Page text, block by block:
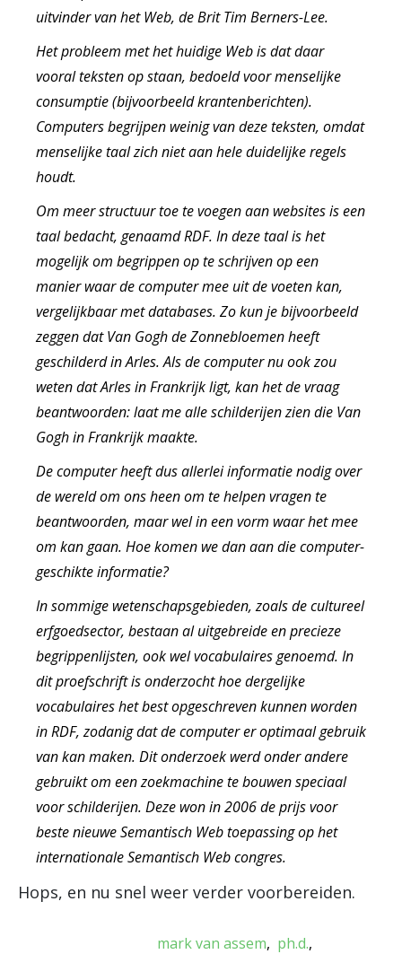
uitvinder van het Web, de Brit Tim Berners-Lee.
Het probleem met het huidige Web is dat daar
vooral teksten op staan, bedoeld voor menselijke
consumptie (bijvoorbeeld krantenberichten).
Computers begrijpen weinig van deze teksten, omdat
menselijke taal zich niet aan hele duidelijke regels
houdt.
Om meer structuur toe te voegen aan websites is een
taal bedacht, genaamd RDF. In deze taal is het
mogelijk om begrippen op te schrijven op een
manier waar de computer mee uit de voeten kan,
vergelijkbaar met databases. Zo kun je bijvoorbeeld
zeggen dat Van Gogh de Zonnebloemen heeft
geschilderd in Arles. Als de computer nu ook zou
weten dat Arles in Frankrijk ligt, kan het de vraag
beantwoorden: laat me alle schilderijen zien die Van
Gogh in Frankrijk maakte.
De computer heeft dus allerlei informatie nodig over
de wereld om ons heen om te helpen vragen te
beantwoorden, maar wel in een vorm waar het mee
om kan gaan. Hoe komen we dan aan die computer-
geschikte informatie?
In sommige wetenschapsgebieden, zoals de cultureel
erfgoedsector, bestaan al uitgebreide en precieze
begrippenlijsten, ook wel vocabulaires genoemd. In
dit proefschrift is onderzocht hoe dergelijke
vocabulaires het best opgeschreven kunnen worden
in RDF, zodanig dat de computer er optimaal gebruik
van kan maken. Dit onderzoek werd onder andere
gebruikt om een zoekmachine te bouwen speciaal
voor schilderijen. Deze won in 2006 de prijs voor
beste nieuwe Semantisch Web toepassing op het
internationale Semantisch Web congres.
Hops, en nu snel weer verder voorbereiden.
mark van assem
ph.d.